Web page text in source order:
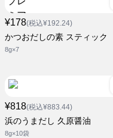
¥178(税込¥192.24)
かつおだしの素 スティック
8g×7
¥818(税込¥883.44)
浜のうまだし 久原醤油
8g×10袋